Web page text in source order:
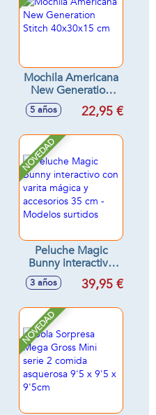
Mochila Americana
New Generation
Stitch 40x30x15 cm
5 años 22,95 €
NOVEDAD
Peluche Magic
Bunny interactivo
con varita mágica y
accesorios 35 cm -
3 años 39,95 €
NOVEDAD